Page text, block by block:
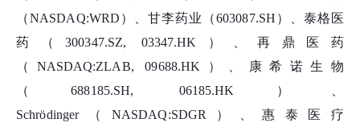
（NASDAQ:WRD）、甘李药业（603087.SH）、泰格医
药（300347.SZ, 03347.HK）、再鼎医药
（NASDAQ:ZLAB, 09688.HK）、康希诺生物
（688185.SH, 06185.HK）、
Schrödinger（NASDAQ:SDGR）、惠泰医疗